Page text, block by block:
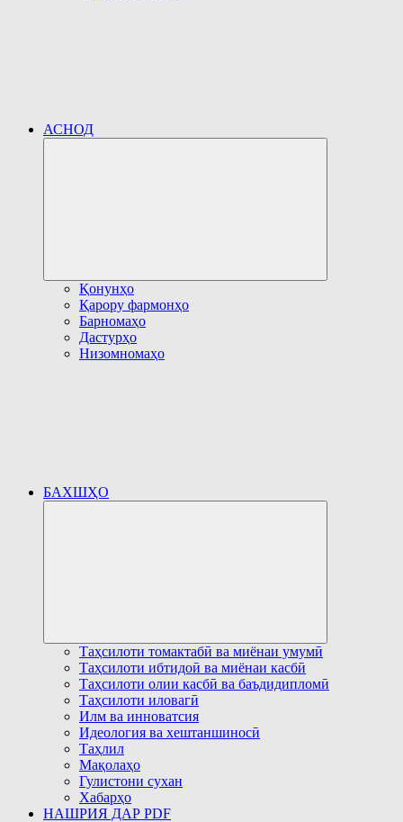
АСНОД
Қонунҳо
Қарору фармонҳо
Барномаҳо
Дастурҳо
Низомномаҳо
БАХШҲО
Таҳсилоти томактабӣ ва миёнаи умумӣ
Таҳсилоти ибтидоӣ ва миёнаи касбӣ
Таҳсилоти олии касбӣ ва баъдидипломӣ
Таҳсилоти иловагӣ
Илм ва инноватсия
Идеология ва хештаншиносӣ
Таҳлил
Мақолаҳо
Гулистони сухан
Хабарҳо
НАШРИЯ ДАР PDF